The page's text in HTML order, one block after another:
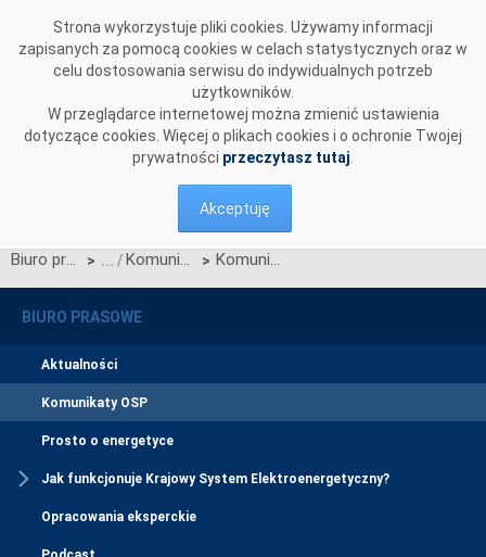
Strona wykorzystuje pliki cookies. Używamy informacji
zapisanych za pomocą cookies w celach statystycznych oraz w
celu dostosowania serwisu do indywidualnych potrzeb
użytkowników.
W przeglądarce internetowej można zmienić ustawienia
dotyczące cookies. Więcej o plikach cookies i o ochronie Twojej
prywatności przeczytasz tutaj
Akceptuję
Biuro prasowe > Komunikaty OSP > Komunikat dotyczący prawa do rekompensaty za redysponowanie nierynkowe instalacji fotowoltaicznych w dniach 15, 16, 17 i 19 maja 2026
BIURO PRASOWE
Aktualności
Komunikaty OSP
Prosto o energetyce
Jak funkcjonuje Krajowy System Elektroenergetyczny?
Opracowania eksperckie